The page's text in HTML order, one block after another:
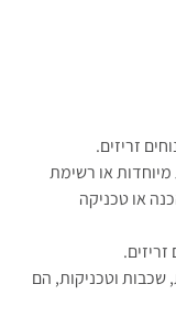
זריזים.
או רשימת
או טכניקה
וטכניקות, הם